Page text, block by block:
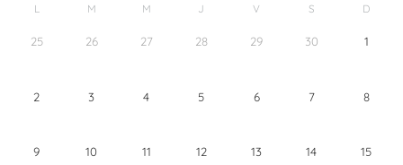
L M M J V S D
25 26 27 28 29 30 1
2 3 4 5 6 7 8
9 10 11 12 13 14 15